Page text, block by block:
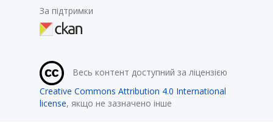
За підтримки
Весь контент доступний за ліцензією
Creative Commons Attribution 4.0 International
license, якщо не зазначено інше